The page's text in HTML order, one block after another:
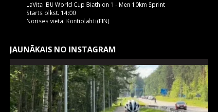
LaVita IBU World Cup Biathlon 1 - Men 10km Sprint
Starts plkst. 14:00
Norises vieta: Kontiolahti (FIN)
JAUNĀKAIS NO INSTAGRAM